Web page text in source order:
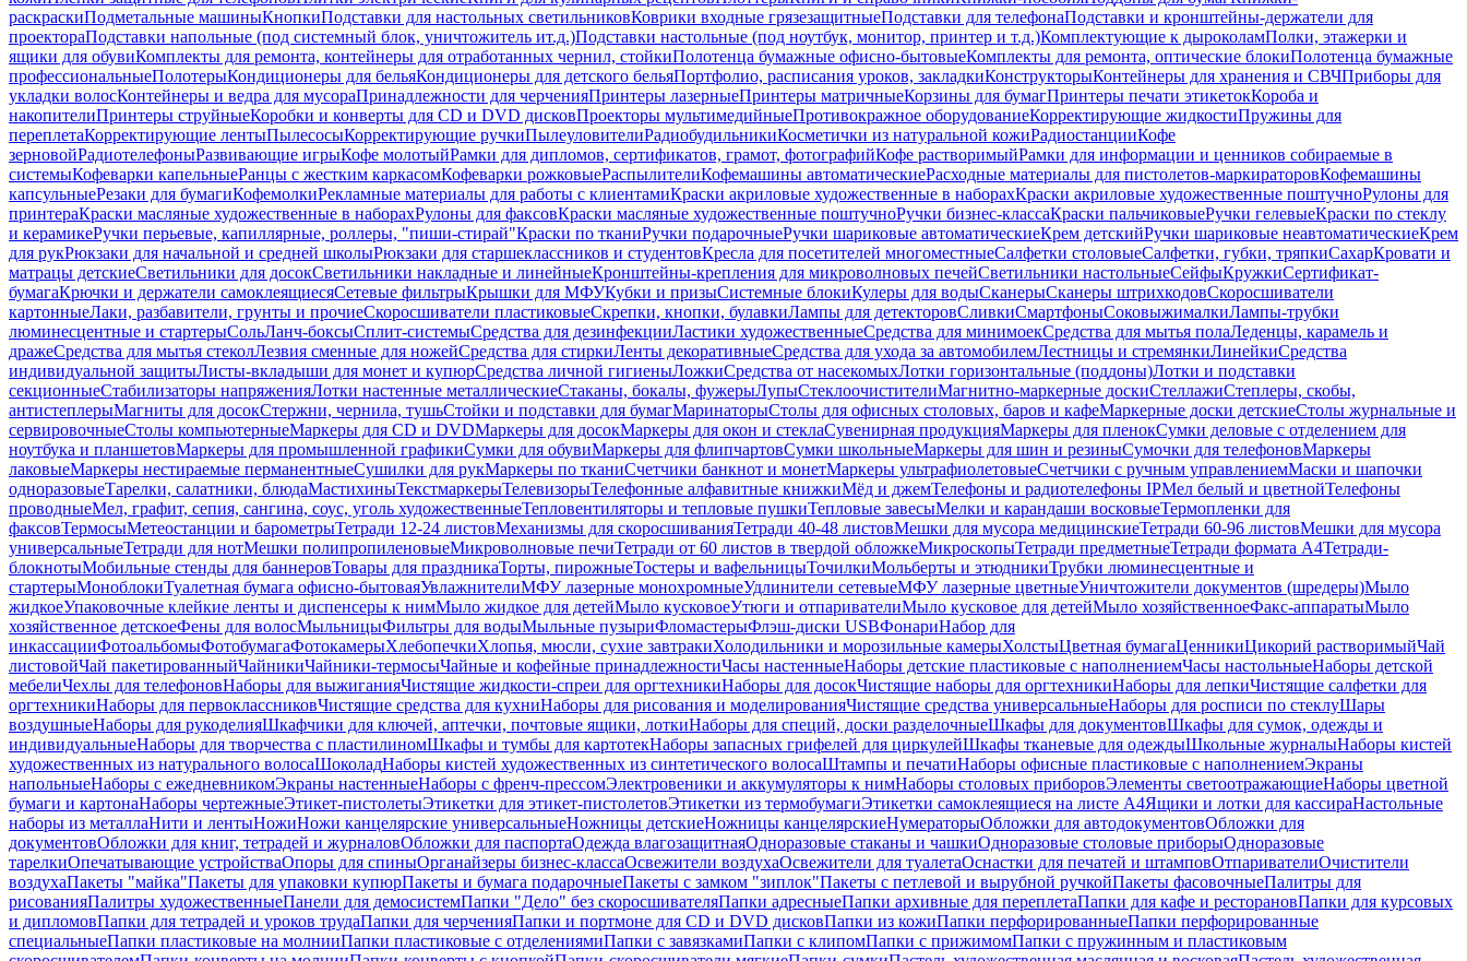
раскраскиПодметальные машиныКнопкиПодставки для настольных светильниковКоврики входные грязезащитныеПодставки для телефонаПодставки и кронштейны-держатели для
проектораПодставки напольные (под системный блок, уничтожитель ит.д.)Подставки настольные (под ноутбук, монитор, принтер и т.д.)Комплектующие к дыроколамПолки, этажерки и
ящики для обувиКомплекты для ремонта, контейнеры для отработанных чернил, стойкиПолотенца бумажные офисно-бытовыеКомплекты для ремонта, оптические блокиПолотенца бумажные
профессиональныеПолотерыКондиционеры для бельяКондиционеры для детского бельяПортфолио, расписания уроков, закладкиКонструкторыКонтейнеры для хранения и СВЧПриборы для
укладки волосКонтейнеры и ведра для мусораПринадлежности для черченияПринтеры лазерныеПринтеры матричныеКорзины для бумагПринтеры печати этикетокКороба и
накопителиПринтеры струйныеКоробки и конверты для CD и DVD дисковПроекторы мультимедийныеПротивокражное оборудованиеКорректирующие жидкостиПружины для
переплетаКорректирующие лентыПылесосыКорректирующие ручкиПылеуловителиРадиобудильникиКосметички из натуральной кожиРадиостанцииКофе
зерновойРадиотелефоныРазвивающие игрыКофе молотыйРамки для дипломов, сертификатов, грамот, фотографийКофе растворимыйРамки для информации и ценников собираемые в
системыКофеварки капельныеРанцы с жестким каркасомКофеварки рожковыеРаспылителиКофемашины автоматическиеРасходные материалы для пистолетов-маркираторовКофемашины
капсульныеРезаки для бумагиКофемолкиРекламные материалы для работы с клиентамиКраски акриловые художественные в наборахКраски акриловые художественные поштучноРулоны для
принтераКраски масляные художественные в наборахРулоны для факсовКраски масляные художественные поштучноРучки бизнес-классаКраски пальчиковыеРучки гелевыеКраски по стеклу
и керамикеРучки перьевые, капиллярные, роллеры, "пиши-стирай"Краски по тканиРучки подарочныеРучки шариковые автоматическиеКрем детскийРучки шариковые неавтоматическиеКрем
для рукРюкзаки для начальной и средней школыРюкзаки для старшеклассников и студентовКресла для посетителей многоместныеСалфетки столовыеСалфетки, губки, тряпкиСахарКровати и
матрацы детскиеСветильники для досокСветильники накладные и линейныеКронштейны-крепления для микроволновых печейСветильники настольныеСейфыКружкиСертификат-
бумагаКрючки и держатели самоклеящиесяСетевые фильтрыКрышки для МФУКубки и призыСистемные блокиКулеры для водыСканерыСканеры штрихкодовСкоросшиватели
картонныеЛаки, разбавители, грунты и прочиеСкоросшиватели пластиковыеСкрепки, кнопки, булавкиЛампы для детекторовСливкиСмартфоныСоковыжималкиЛампы-трубки
люминесцентные и стартерыСольЛанч-боксыСплит-системыСредства для дезинфекцииЛастики художественныеСредства для минимоекСредства для мытья полаЛеденцы, карамель и
дражеСредства для мытья стеколЛезвия сменные для ножейСредства для стиркиЛенты декоративныеСредства для ухода за автомобилемЛестницы и стремянкиЛинейкиСредства
индивидуальной защитыЛисты-вкладыши для монет и купюрСредства личной гигиеныЛожкиСредства от насекомыхЛотки горизонтальные (поддоны)Лотки и подставки
секционныеСтабилизаторы напряженияЛотки настенные металлическиеСтаканы, бокалы, фужерыЛупыСтеклоочистителиМагнитно-маркерные доскиСтеллажиСтеплеры, скобы,
антистеплерыМагниты для досокСтержни, чернила, тушьСтойки и подставки для бумагМаринаторыСтолы для офисных столовых, баров и кафеМаркерные доски детскиеСтолы журнальные и
сервировочныеСтолы компьютерныеМаркеры для CD и DVDМаркеры для досокМаркеры для окон и стеклаСувенирная продукцияМаркеры для пленокСумки деловые с отделением для
ноутбука и планшетовМаркеры для промышленной графикиСумки для обувиМаркеры для флипчартовСумки школьныеМаркеры для шин и резиныСумочки для телефоновМаркеры
лаковыеМаркеры нестираемые перманентныеСушилки для рукМаркеры по тканиСчетчики банкнот и монетМаркеры ультрафиолетовыеСчетчики с ручным управлениемМаски и шапочки
одноразовыеТарелки, салатники, блюдаМастихиныТекстмаркерыТелевизорыТелефонные алфавитные книжкиМёд и джемТелефоны и радиотелефоны IPМел белый и цветнойТелефоны
проводныеМел, графит, сепия, сангина, соус, уголь художественныеТепловентиляторы и тепловые пушкиТепловые завесыМелки и карандаши восковыеТермопленки для
факсовТермосыМетеостанции и барометрыТетради 12-24 листовМеханизмы для скоросшиванияТетради 40-48 листовМешки для мусора медицинскиеТетради 60-96 листовМешки для мусора
универсальныеТетради для нотМешки полипропиленовыеМикроволновые печиТетради от 60 листов в твердой обложкеМикроскопыТетради предметныеТетради формата А4Тетради-
блокнотыМобильные стенды для баннеровТовары для праздникаТорты, пирожныеТостеры и вафельницыТочилкиМольберты и этюдникиТрубки люминесцентные и
стартерыМоноблокиТуалетная бумага офисно-бытоваяУвлажнителиМФУ лазерные монохромныеУдлинители сетевыеМФУ лазерные цветныеУничтожители документов (шредеры)Мыло
жидкоеУпаковочные клейкие ленты и диспенсеры к нимМыло жидкое для детейМыло кусковоеУтюги и отпаривателиМыло кусковое для детейМыло хозяйственноеФакс-аппаратыМыло
хозяйственное детскоеФены для волосМыльницыФильтры для водыМыльные пузыриФломастерыФлэш-диски USBФонариНабор для
инкассацииФотоальбомыФотобумагаФотокамерыХлебопечкиХлопья, мюсли, сухие завтракиХолодильники и морозильные камерыХолстыЦветная бумагаЦенникиЦикорий растворимыйЧай
листовойЧай пакетированныйЧайникиЧайники-термосыЧайные и кофейные принадлежностиЧасы настенныеНаборы детские пластиковые с наполнениемЧасы настольныеНаборы детской
мебелиЧехлы для телефоновНаборы для выжиганияЧистящие жидкости-спреи для оргтехникиНаборы для досокЧистящие наборы для оргтехникиНаборы для лепкиЧистящие салфетки для
оргтехникиНаборы для первоклассниковЧистящие средства для кухниНаборы для рисования и моделированияЧистящие средства универсальныеНаборы для росписи по стеклуШары
воздушныеНаборы для рукоделияШкафчики для ключей, аптечки, почтовые ящики, лоткиНаборы для специй, доски разделочныеШкафы для документовШкафы для сумок, одежды и
индивидуальныеНаборы для творчества с пластилиномШкафы и тумбы для картотекНаборы запасных грифелей для циркулейШкафы тканевые для одеждыШкольные журналыНаборы кистей
художественных из натурального волосаШоколадНаборы кистей художественных из синтетического волосаШтампы и печатиНаборы офисные пластиковые с наполнениемЭкраны
напольныеНаборы с ежедневникомЭкраны настенныеНаборы с френч-прессомЭлектровеники и аккумуляторы к нимНаборы столовых приборовЭлементы светоотражающиеНаборы цветной
бумаги и картонаНаборы чертежныеЭтикет-пистолетыЭтикетки для этикет-пистолетовЭтикетки из термобумагиЭтикетки самоклеящиеся на листе А4Ящики и лотки для кассираНастольные
наборы из металлаНити и лентыНожиНожи канцелярские универсальныеНожницы детскиеНожницы канцелярскиеНумераторыОбложки для автодокументовОбложки для
документовОбложки для книг, тетрадей и журналовОбложки для паспортаОдежда влагозащитнаяОдноразовые стаканы и чашкиОдноразовые столовые приборыОдноразовые
тарелкиОпечатывающие устройстваОпоры для спиныОрганайзеры бизнес-классаОсвежители воздухаОсвежители для туалетаОснастки для печатей и штамповОтпаривателиОчистители
воздухаПакеты "майка"Пакеты для упаковки купюрПакеты и бумага подарочныеПакеты с замком "зиплок"Пакеты с петлевой и вырубной ручкойПакеты фасовочныеПалитры для
рисованияПалитры художественныеПанели для демосистемПапки "Дело" без скоросшивателяПапки адресныеПапки архивные для переплетаПапки для кафе и ресторановПапки для курсовых
и дипломовПапки для тетрадей и уроков трудаПапки для черченияПапки и портмоне для CD и DVD дисковПапки из кожиПапки перфорированныеПапки перфорированные
специальныеПапки пластиковые на молнииПапки пластиковые с отделениямиПапки с завязкамиПапки с клипомПапки с прижимомПапки с пружинным и пластиковым